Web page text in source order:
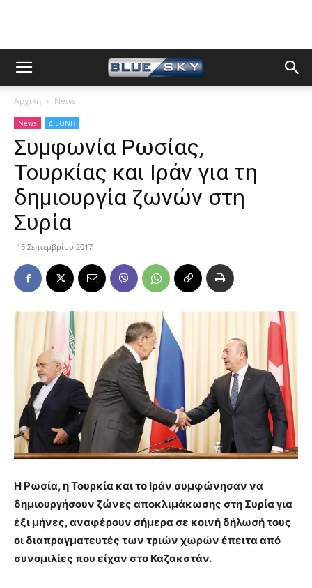
Αρχική News
News ΔΙΕΘΝΗ
Συμφωνία Ρωσίας,
Τουρκίας και Ιράν για τη
δημιουργία ζωνών στη
Συρία
15 Σεπτεμβρίου 2017
Η Ρωσία, η Τουρκία και το Ιράν συμφώνησαν να
δημιουργήσουν ζώνες αποκλιμάκωσης στη Συρία για
έξι μήνες, αναφέρουν σήμερα σε κοινή δήλωσή τους
οι διαπραγματευτές των τριών χωρών έπειτα από
συνομιλίες που είχαν στο Καζακστάν.